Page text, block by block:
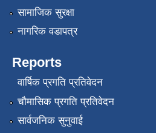
सामाजिक सुरक्षा
नागरिक वडापत्र
Reports
वार्षिक प्रगति प्रतिवेदन
चौमासिक प्रगति प्रतिवेदन
सार्वजनिक सुनुवाई